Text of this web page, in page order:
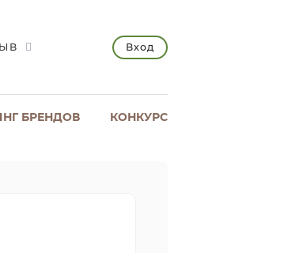
Вход
БРЕНДОВ КОНКУРС